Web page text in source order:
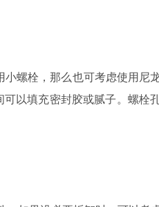
螺栓，那么也可考虑使用尼
以填充密封胶或腻子。螺栓